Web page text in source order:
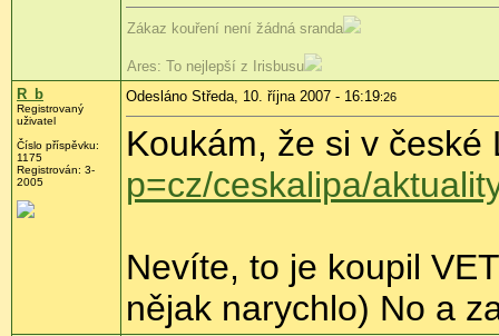
Zákaz kouření není žádná sranda
Ares: To nejlepší z Irisbusu
R_b
Registrovaný
uživatel
Číslo příspěvku:
1175
Registrován: 3-
2005
Odesláno Středa, 10. října 2007 - 16:19:26
Koukám, že si v
p=cz/ceskalipa/
Nevíte, to je koupil
nějak narychlo) No a